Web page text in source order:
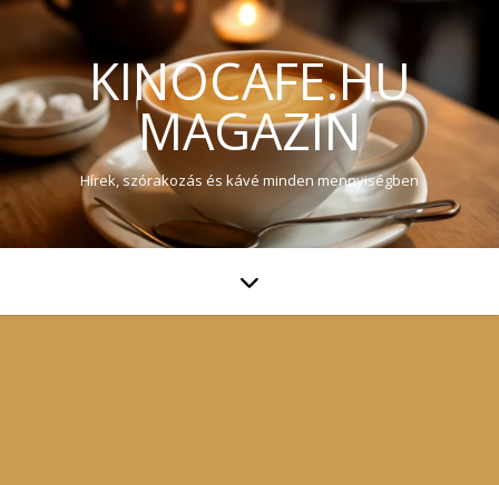
KINOCAFE.HU
MAGAZIN
Hírek, szórakozás és kávé minden mennyiségben